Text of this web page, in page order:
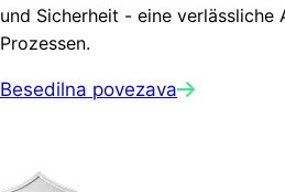
und Sicherheit - eine
Prozessen.
Besedilna povezava